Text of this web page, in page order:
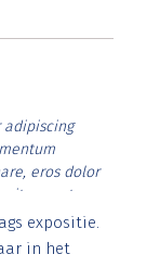
eros dolor
erat.
lorem
posuere.
expositie.
in het